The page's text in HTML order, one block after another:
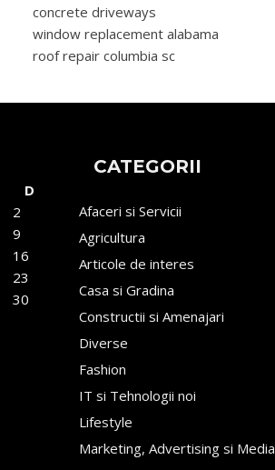
concrete driveways
window replacement alabama
roof repair columbia sc
D
2
9
16
23
30
CATEGORII
Afaceri si Servicii
Agricultura
Articole de interes
Casa si Gradina
Constructii si Amenajari
Diverse
Fashion
IT si Tehnologii noi
Lifestyle
Marketing, Advertising si Media